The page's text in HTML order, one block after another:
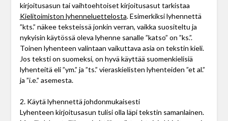
kirjoitusasun tai vaihtoehtoiset kirjoitusasut tarkistaa
Kielitoimiston lyhenneluettelosta. Esimerkiksi lyhennettä
”kts.” näkee teksteissä jonkin verran, vaikka suositeltu ja
nykyisin käytössä oleva lyhenne sanalle ”katso” on ”ks.”.
Toinen lyhenteen valintaan vaikuttava asia on tekstin kieli.
Jos teksti on suomeksi, on hyvä käyttää suomenkielisiä
lyhenteitä eli ”ym.” ja ”ts.” vieraskielisten lyhenteiden ”et al.”
ja ”i.e.” asemesta.
2. Käytä lyhennettä johdonmukaisesti
Lyhenteen kirjoitusasun tulisi olla läpi tekstin samanlainen.